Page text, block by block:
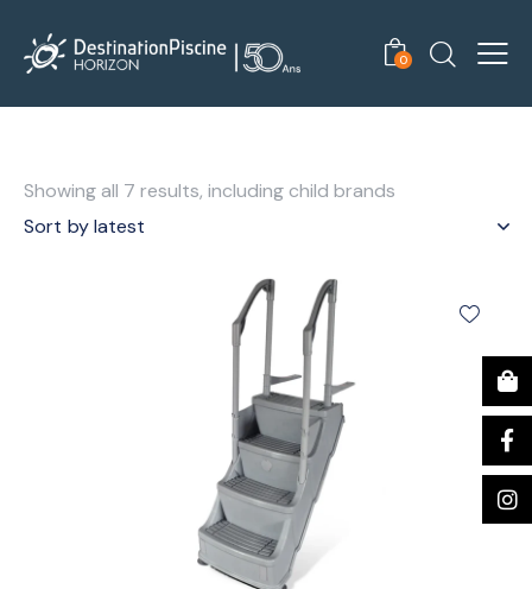
0
Showing all 7 results, including child brands